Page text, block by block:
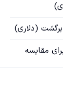
(دلاری)
مقایسه